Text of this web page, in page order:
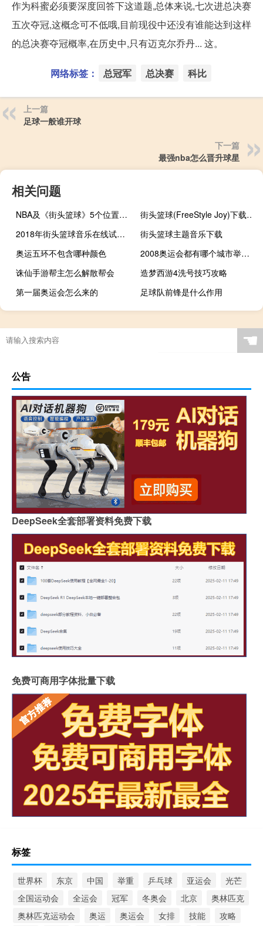
作为科蜜必须要深度回答下这道题,总体来说,七次进总决赛
五次夺冠,这概念可不低哦,目前现役中还没有谁能达到这样
的总决赛夺冠概率,在历史中,只有迈克尔乔丹... 这。
网络标签： 总冠军 总决赛 科比
上一篇
足球一般谁开球
下一篇
最强nba怎么晋升球星
相关问题
NBA及《街头篮球》5个位置的详细介绍
街头篮球(FreeStyle Joy)下载(电脑、安卓和IOS所有版本)
2018年街头篮球音乐在线试听及下载
街头篮球主题音乐下载
奥运五环不包含哪种颜色
2008奥运会都有哪个城市举办了
诛仙手游帮主怎么解散帮会
造梦西游4洗号技巧攻略
第一届奥运会怎么来的
足球队前锋是什么作用
怎么测王者出装铭文
温柔折叠是什么意思？
原神废墟遗迹怎么过去
☚
公告
DeepSeek全套部署资料免费下载
免费可商用字体批量下载
标签
世界杯 东京 中国 举重 乒乓球 亚运会
光芒
全国运动会
全运会 冠军 冬奥会 北京
奥林匹克
奥林匹克运动会
奥运 奥运会 女排 技能
攻略